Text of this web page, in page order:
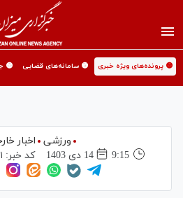
🟡 پرونده‌های ویژه خبری 🟡 سامانه‌های قضایی 🟡
ورزشی
اخبار
9:15
14 دی 1403 کد خبر: